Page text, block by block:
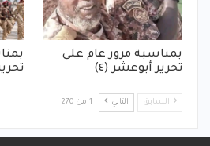
بمناسبة مرور عام على
تحرير أبوعشر (٤)
السابق التالي 1 من 270